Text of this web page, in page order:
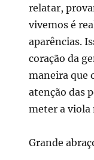
relatar,
vivemos é
aparências.
coração da
maneira que
atenção das
meter a viola
Grande